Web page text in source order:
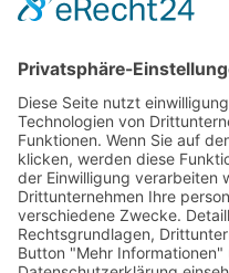
SERVICE
Kontakt
Glossar
Vertrag widerrufen
Barrierefreiheit
Jugendschutz
AGB